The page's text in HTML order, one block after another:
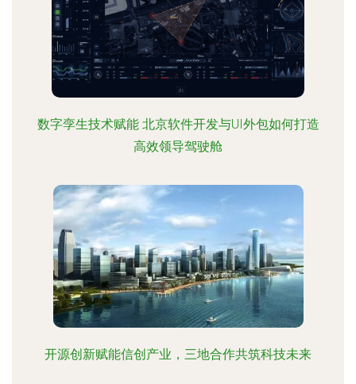
数字孪生技术赋能 北京软件开发与UI外包如何打造
高效领导驾驶舱
开源创新赋能信创产业，三地合作共筑科技未来